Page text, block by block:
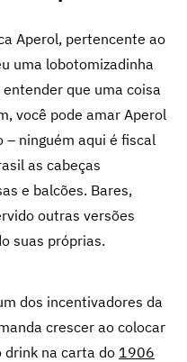
Aperol, pertencente ao
uma lobotomizadinha
que uma coisa
você pode amar Aperol
ninguém aqui é fiscal
as cabeças
e balcões. Bares,
outras versões
suas próprias.
dos incentivadores da
crescer ao colocar
drink na carta do 1906